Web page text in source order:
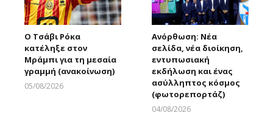
Ο Τσάβι Ρόκα
κατέληξε στον
Μράμπι για τη μεσαία
γραμμή (ανακοίνωση)
05/08/2026
Ανόρθωση: Νέα
σελίδα, νέα διοίκηση,
εντυπωσιακή
εκδήλωση και ένας
ασύλληπτος κόσμος
(φωτορεπορτάζ)
04/08/2026